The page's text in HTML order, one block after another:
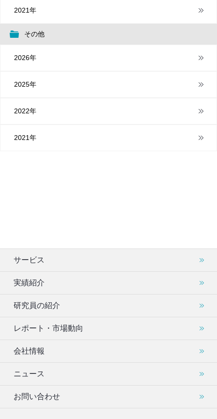
2021年
その他
2026年
2025年
2022年
2021年
サービス
実績紹介
研究員の紹介
レポート・市場動向
会社情報
ニュース
お問い合わせ